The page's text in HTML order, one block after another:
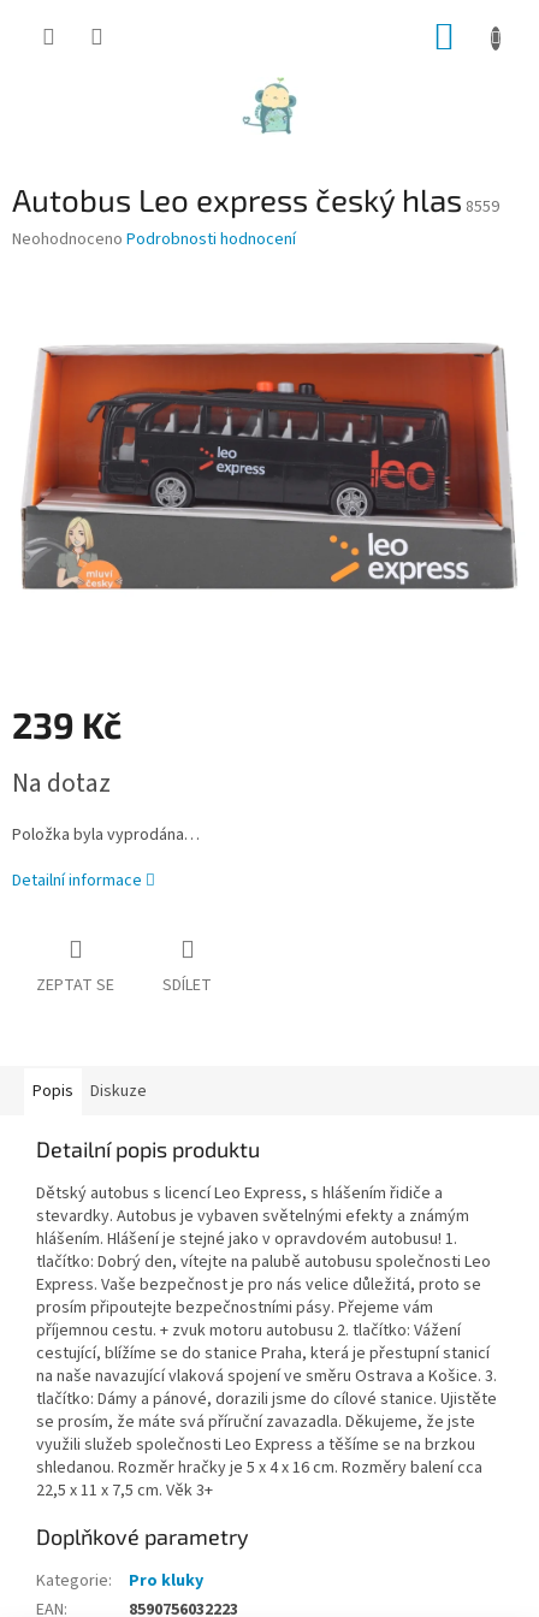
Autobus Leo express český hlas 8559
Průměrné
hvězdiček.
Neohodnoceno Podrobnosti hodnocení
239 Kč
cena:
Na dotaz
Položka byla vyprodána…
Detailní informace
ZEPTAT SE SDÍLET
Popis Diskuze
Detailní popis produktu
Dětský autobus s licencí Leo Express, s hlášením řidiče a
stevardky. Autobus je vybaven světelnými efekty a známým
hlášením. Hlášení je stejné jako v opravdovém autobusu! 1.
tlačítko: Dobrý den, vítejte na palubě autobusu společnosti Leo
Express. Vaše bezpečnost je pro nás velice důležitá, proto se
prosím připoutejte bezpečnostními pásy. Přejeme vám
příjemnou cestu. + zvuk motoru autobusu 2. tlačítko: Vážení
cestující, blížíme se do stanice Praha, která je přestupní stanicí
na naše navazující vlaková spojení ve směru Ostrava a Košice. 3.
tlačítko: Dámy a pánové, dorazili jsme do cílové stanice. Ujistěte
se prosím, že máte svá příruční zavazadla. Děkujeme, že jste
využili služeb společnosti Leo Express a těšíme se na brzkou
shledanou. Rozměr hračky je 5 x 4 x 16 cm. Rozměry balení cca
22,5 x 11 x 7,5 cm. Věk 3+
Doplňkové parametry
Kategorie:
Pro kluky
EAN: 8590756032223